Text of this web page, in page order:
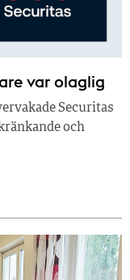
var olaglig
Securitas
och